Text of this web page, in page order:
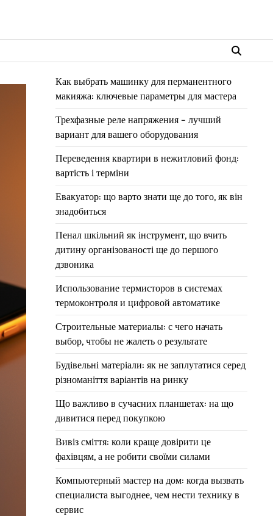
Как выбрать машинку для перманентного
макияжа: ключевые параметры для мастера
Трехфазные реле напряжения – лучший
вариант для вашего оборудования
Переведення квартири в нежитловий фонд:
вартість і терміни
Евакуатор: що варто знати ще до того, як він
знадобиться
Пенал шкільний як інструмент, що вчить
дитину організованості ще до першого
дзвоника
Использование термисторов в системах
термоконтроля и цифровой автоматике
Строительные материалы: с чего начать
выбор, чтобы не жалеть о результате
Будівельні матеріали: як не заплутатися серед
різноманіття варіантів на ринку
Що важливо в сучасних планшетах: на що
дивитися перед покупкою
Вивіз сміття: коли краще довірити це
фахівцям, а не робити своїми силами
Компьютерный мастер на дом: когда вызвать
специалиста выгоднее, чем нести технику в
сервис